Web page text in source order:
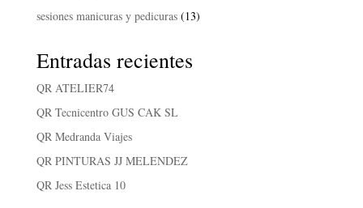
productos
sesiones manicuras y pedicuras 1313
Entradas recientes
QR ATELIER74
QR Tecnicentro GUS CAK SL
QR Medranda Viajes
QR PINTURAS JJ MELENDEZ
QR Jess Estetica 10